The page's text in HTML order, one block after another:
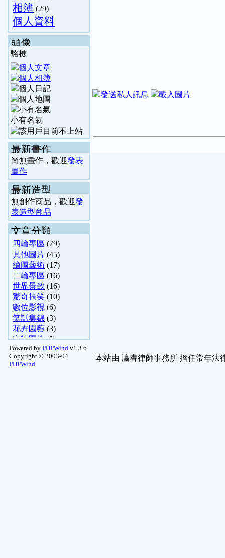
相簿 (29)
個人資料
頭像
駱樵
小有名氣
最新畫作
尚無畫作，歡迎發表
畫作
最新造型
無創作商品，歡迎發
表造型商品
文章分類
四輪專區 (79)
其他圖片 (45)
繪圖藝術 (17)
二輪專區 (16)
世界景致 (16)
驚奇搞笑 (10)
數位影視 (6)
笑話集錦 (3)
花卉園藝 (3)
寵物園地(3)
塑膠模型(2)
硬體哈拉區(1)
Powered by PHPWind v1.3.6
Copyright © 2003-04
PHPWind
本站由 瀛睿律師事務所 擔任常年法